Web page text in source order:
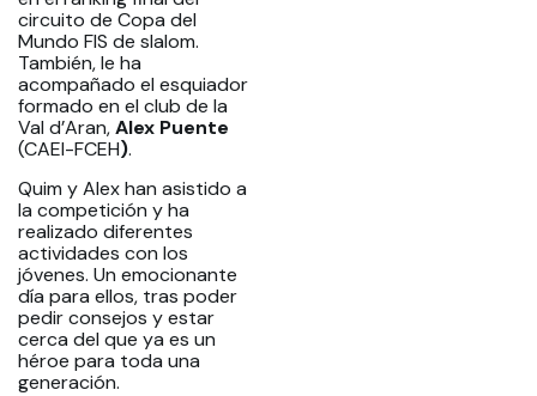
circuito de Copa del
Mundo FIS de slalom.
También, le ha
acompañado el esquiador
formado en el club de la
Val d’Aran,Alex Puente
(CAEI-FCEH).
Quim y Alex han asistido a
la competición y ha
realizado diferentes
actividades con los
jóvenes. Un emocionante
día para ellos, tras poder
pedir consejos y estar
cerca del que ya es un
héroe para toda una
generación.